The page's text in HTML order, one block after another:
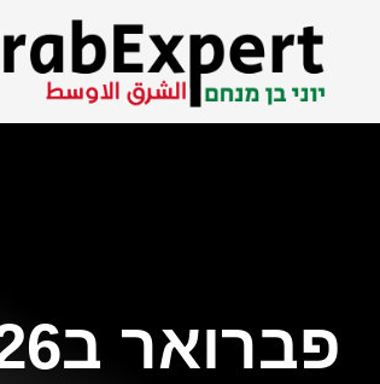
פברואר ב26, 2025